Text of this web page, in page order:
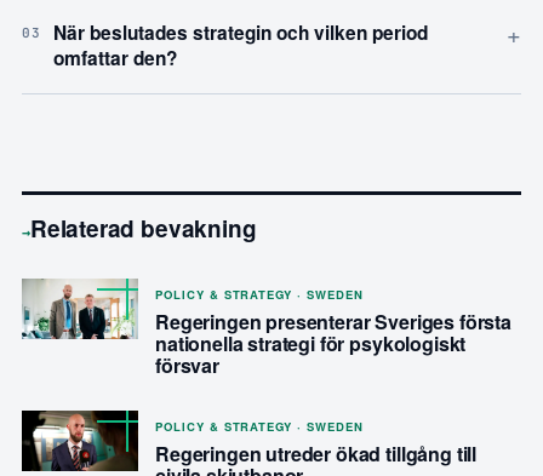
03
När beslutades strategin och vilken period
omfattar den?
+
→Relaterad bevakning
POLICY & STRATEGY · SWEDEN
Regeringen presenterar Sveriges första
nationella strategi för psykologiskt
försvar
POLICY & STRATEGY · SWEDEN
Regeringen utreder ökad tillgång till